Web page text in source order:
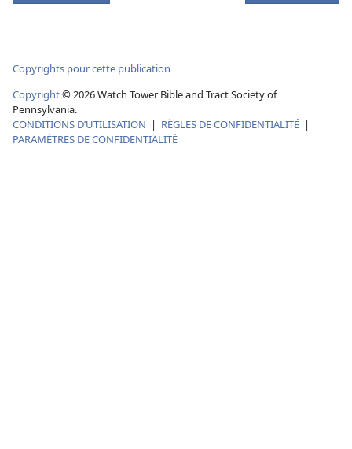
Copyrights pour cette publication
Copyright©2026Watch Tower Bible and Tract Society of
Pennsylvania.
CONDITIONS D’UTILISATION | RÈGLES DE CONFIDENTIALITÉ |
PARAMÈTRES DE CONFIDENTIALITÉ